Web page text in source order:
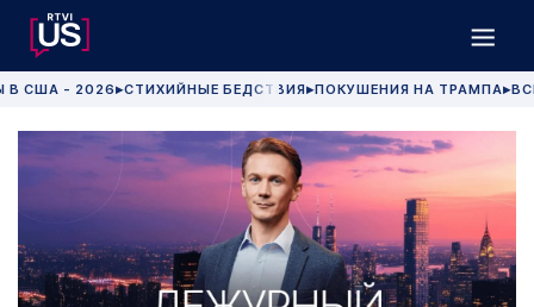
В США - 2026 ▶СТИХИЙНЫЕ БЕДСТВИЯ▶ПОКУШЕНИЯ НА ТРАМПА▶